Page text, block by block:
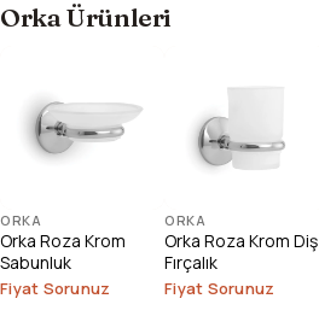
Orka Ürünleri
ORKA
Orka Roza Krom
Sabunluk
Fiyat Sorunuz
ORKA
Orka Roza Krom Diş
Fırçalık
Fiyat Sorunuz